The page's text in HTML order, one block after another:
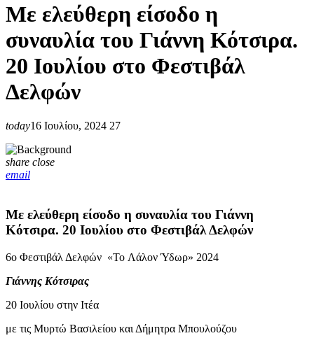
Με ελεύθερη είσοδο η
συναυλία του Γιάννη Κότσιρα.
20 Ιουλίου στο Φεστιβάλ
Δελφών
today16 Ιουλίου, 2024 27
share close
email
Με ελεύθερη είσοδο η συναυλία του Γιάννη
Κότσιρα. 20 Ιουλίου στο Φεστιβάλ Δελφών
6ο Φεστιβάλ Δελφών «Το Λάλον Ύδωρ» 2024
Γιάννης Κότσιρας
20 Ιουλίου στην Ιτέα
με τις Μυρτώ Βασιλείου και Δήμητρα Μπουλούζου